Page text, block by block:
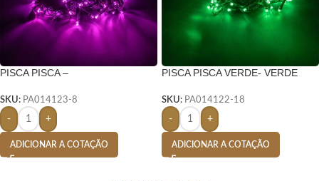
PISCA PISCA –
SKU: PA014123-8
- +
ADICIONAR A COTAÇÃO
PISCA PISCA VERDE- VERDE
SKU: PA014122-18
- +
ADICIONAR A COTAÇÃO